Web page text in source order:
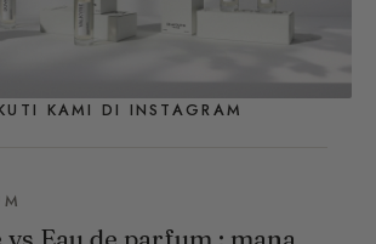
KAMI DI INSTAGRAM